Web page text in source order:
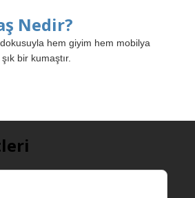
Nedir?
hem giyim hem mobilya
bir kumaştır.